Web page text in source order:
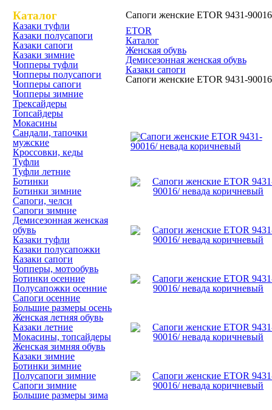
Каталог
Казаки туфли
Казаки полусапоги
Казаки сапоги
Казаки зимние
Чопперы туфли
Чопперы полусапоги
Чопперы сапоги
Чопперы зимние
Трексайдеры
Топсайдеры
Мокасины
Сандали, тапочки
мужские
Кроссовки, кеды
Туфли
Туфли летние
Ботинки
Ботинки зимние
Сапоги, челси
Сапоги зимние
Демисезонная женская
обувь
Казаки туфли
Казаки полусапожки
Казаки сапоги
Чопперы, мотообувь
Ботинки осенние
Полусапожки осенние
Сапоги осенние
Большие размеры осень
Женская летняя обувь
Казаки летние
Мокасины, топсайдеры
Женская зимняя обувь
Казаки зимние
Ботинки зимние
Полусапоги зимние
Сапоги зимние
Большие размеры зима
Сапоги женские ETOR 9431-
ETOR
Каталог
Женская обувь
Демисезонная женская обувь
Казаки сапоги
Сапоги женские ETOR 9431-